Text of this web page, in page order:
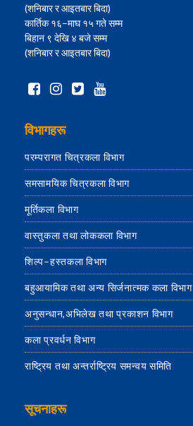
(शनिबार र आइतबार बिदा)
कार्तिक १६–माघ १५ गते सम्म
बिहान ९ देखि ४ बजे सम्म
(शनिबार र आइतबार बिदा)
विभागहरू
परम्परागत चित्रकला विभाग
समसामयिक चित्रकला विभाग
मूर्तिकला विभाग
वास्तुकला तथा लोककला विभाग
शिल्प–हस्तकला विभाग
बहुआयामिक तथा अन्य सिर्जनात्मक कला विभाग
अनुसन्धान,अभिलेख तथा प्रकाशन विभाग
कला प्रवर्धन विभाग
राष्ट्रिय तथा अन्तर्राष्ट्रिय समन्वय समिति
सूचनाहरू